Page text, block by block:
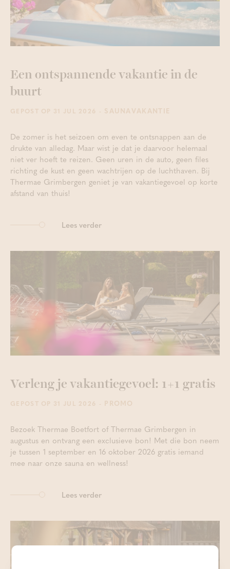
Een ontspannende vakantie in de
buurt
GEPOST OP 31 JUL 2026 - SAUNAVAKANTIE
De zomer is het seizoen om even te ontsnappen aan de
drukte van alledag. Maar wist je dat je daarvoor helemaal
niet ver hoeft te reizen. Geen uren in de auto, geen files
richting de kust en geen wachtrijen op de luchthaven. Bij
Thermae Grimbergen geniet je van vakantiegevoel op korte
afstand van thuis!
Lees verder
Verleng je vakantiegevoel: 1+1 gratis
GEPOST OP 31 JUL 2026 - PROMO
Bezoek Thermae Boetfort of Thermae Grimbergen in
augustus en ontvang een exclusieve bon! Met die bon neem
je tussen 1 september en 16 oktober 2026 gratis iemand
mee naar onze sauna en wellness!
Lees verder